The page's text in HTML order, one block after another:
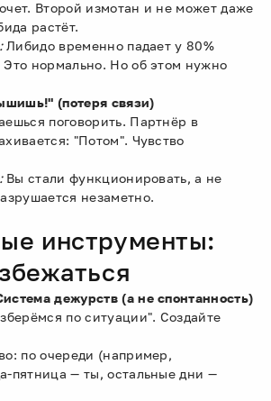
Второй измотан и не может даже
растёт.
Либидо временно падает у 80%
нормально. Но об этом нужно
(потеря связи)
поговорить. Партнёр в
"Потом". Чувство
Вы стали функционировать, а не
незаметно.
инструменты:
дежурств (а не спонтанность)
по ситуации". Создайте
по очереди (например,
пятница — ты, остальные дни —